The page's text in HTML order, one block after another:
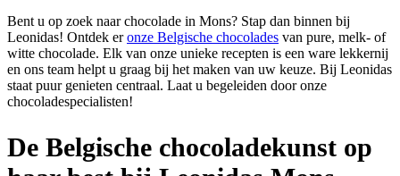
Bent u op zoek naar chocolade in Mons? Stap dan binnen bij
Leonidas! Ontdek eronze Belgische chocolades van pure, melk- of
witte chocolade. Elk van onze unieke recepten is een ware lekkernij
en ons team helpt u graag bij het maken van uw keuze. Bij Leonidas
staat puur genieten centraal. Laat u begeleiden door onze
chocoladespecialisten!
De Belgische chocoladekunst op